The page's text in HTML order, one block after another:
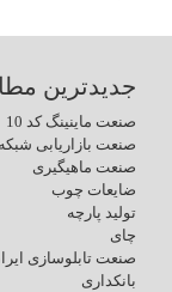
جدیدترین
صنعت ماینینگ کد 10
صنعت بازاریابی
صنعت ماهیگیری
ضایعات چوب
تولید پارچه
چای
صنعت تابلوسازی
بانکداری